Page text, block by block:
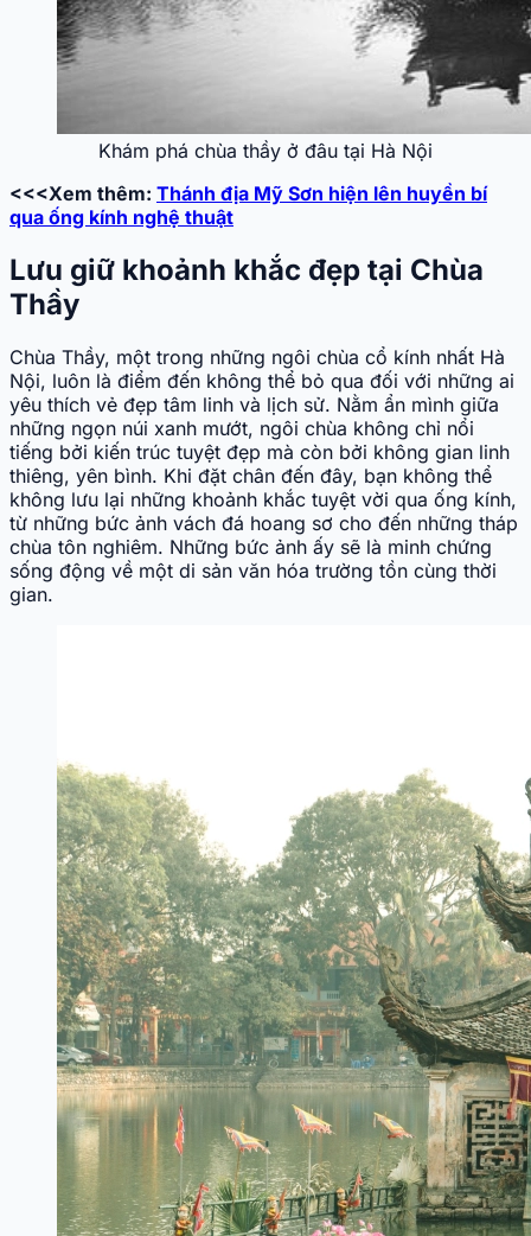
Khám phá chùa thầy ở đâu tại Hà Nội
<<<Xem thêm: Thánh địa Mỹ Sơn hiện lên huyền bí
qua ống kính nghệ thuật
Lưu giữ khoảnh khắc đẹp tại Chùa
Thầy
Chùa Thầy, một trong những ngôi chùa cổ kính nhất Hà
Nội, luôn là điểm đến không thể bỏ qua đối với những ai
yêu thích vẻ đẹp tâm linh và lịch sử. Nằm ẩn mình giữa
những ngọn núi xanh mướt, ngôi chùa không chỉ nổi
tiếng bởi kiến trúc tuyệt đẹp mà còn bởi không gian linh
thiêng, yên bình. Khi đặt chân đến đây, bạn không thể
không lưu lại những khoảnh khắc tuyệt vời qua ống kính,
từ những bức ảnh vách đá hoang sơ cho đến những tháp
chùa tôn nghiêm. Những bức ảnh ấy sẽ là minh chứng
sống động về một di sản văn hóa trường tồn cùng thời
gian.